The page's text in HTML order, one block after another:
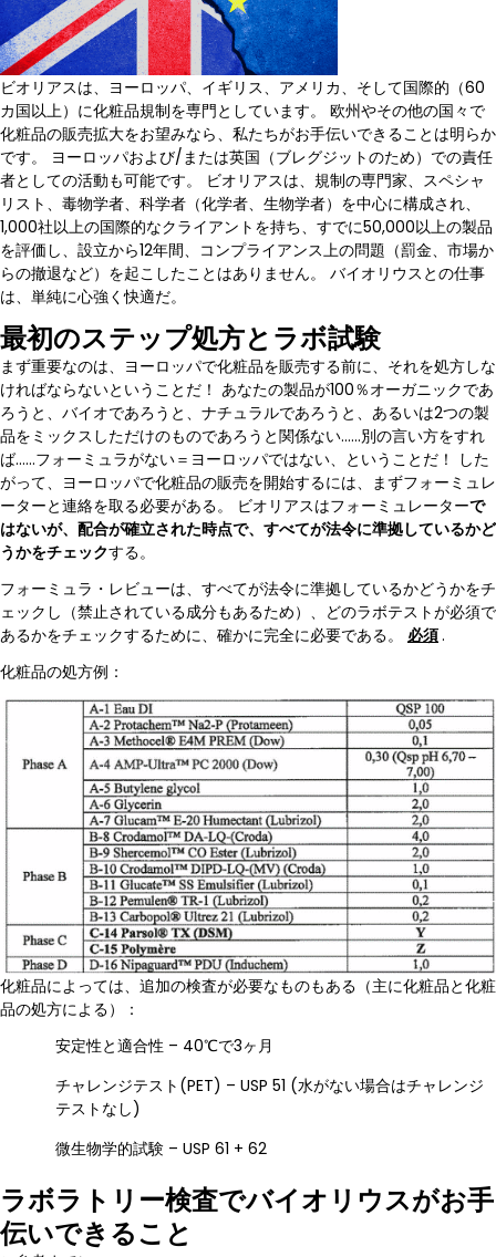
ビオリアスは、ヨーロッパ、イギリス、アメリカ、そして国際的（60
カ国以上）に化粧品規制を専門としています。 欧州やその他の国々で
化粧品の販売拡大をお望みなら、私たちがお手伝いできることは明らか
です。 ヨーロッパおよび/または英国（ブレグジットのため）での責任
者としての活動も可能です。 ビオリアスは、規制の専門家、スペシャ
リスト、毒物学者、科学者（化学者、生物学者）を中心に構成され、
1,000社以上の国際的なクライアントを持ち、すでに50,000以上の製品
を評価し、設立から12年間、コンプライアンス上の問題（罰金、市場か
らの撤退など）を起こしたことはありません。 バイオリウスとの仕事
は、単純に心強く快適だ。
最初のステップ処方とラボ試験
まず重要なのは、ヨーロッパで化粧品を販売する前に、それを処方しな
ければならないということだ！ あなたの製品が100％オーガニックであ
ろうと、バイオであろうと、ナチュラルであろうと、あるいは2つの製
品をミックスしただけのものであろうと関係ない……別の言い方をすれ
ば……フォーミュラがない＝ヨーロッパではない、ということだ！ した
がって、ヨーロッパで化粧品の販売を開始するには、まずフォーミュレ
ーターと連絡を取る必要がある。 ビオリアスはフォーミュレーターで
はないが、配合が確立された時点で、すべてが法令に準拠しているかど
うかをチェックする。
フォーミュラ・レビューは、すべてが法令に準拠しているかどうかをチ
ェックし（禁止されている成分もあるため）、どのラボテストが必須で
あるかをチェックするために、確かに完全に必要である。 必須.
化粧品の処方例：
化粧品によっては、追加の検査が必要なものもある（主に化粧品と化粧
品の処方による）：
安定性と適合性 – 40℃で3ヶ月
チャレンジテスト(PET) – USP 51 (水がない場合はチャレンジ
テストなし)
微生物学的試験 – USP 61 + 62
ラボラトリー検査でバイオリウスがお手
伝いできること